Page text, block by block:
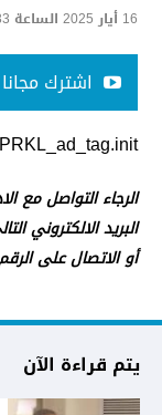
16 أيار 2025 الساعة 17:33
اشترك
...
الرجاء التواصل مع
البريد الالكتروني
أو الاتصال على
يتم قراءة الآن